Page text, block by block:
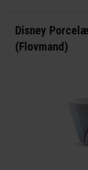
Disney
(Flovmand)